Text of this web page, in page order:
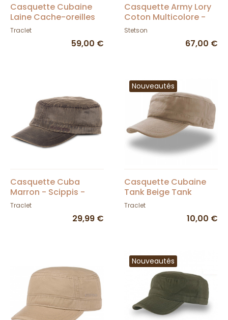
Casquette Cubaine
Laine Cache-oreilles
Anthracite - Mjm
Traclet
59,00 €
Casquette Army Lory
Coton Multicolore -
Stetson
Stetson
67,00 €
Casquette Cuba
Marron - Scippis -
Traclet
Traclet
29,99 €
Nouveautés
Casquette Cubaine
Tank Beige Tank
Coton
Traclet
10,00 €
Nouveautés